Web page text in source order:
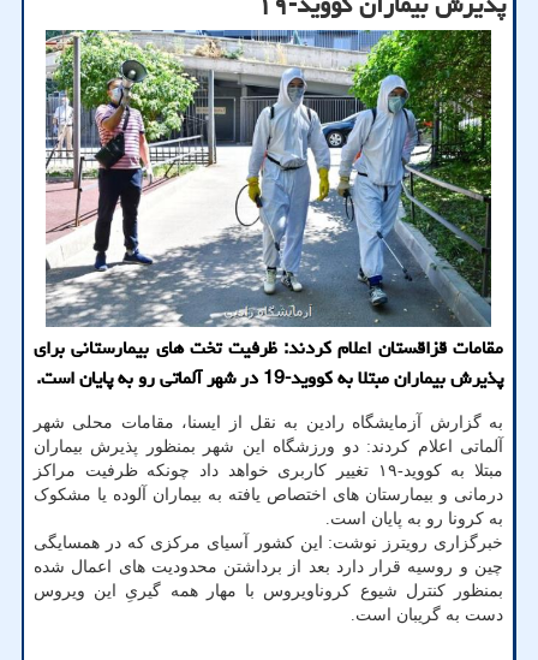
مقامات قزاقستان اعلام كردند: ظرفیت تخت های بیمارستانی برای
پذیرش بیماران مبتلا به كووید-19 در شهر آلماتی رو به پایان است.
به گزارش آزمایشگاه رادین به نقل از ایسنا، مقامات محلی شهر
آلماتی اعلام کردند: دو ورزشگاه این شهر بمنظور پذیرش بیماران
مبتلا به کووید-۱۹ تغییر کاربری خواهد داد چونکه ظرفیت مراکز
درمانی و بیمارستان های اختصاص یافته به بیماران آلوده یا مشکوک
به کرونا رو به پایان است.
خبرگزاری رویترز نوشت: این کشور آسیای مرکزی که در همسایگی
چین و روسیه قرار دارد بعد از برداشتن محدودیت های اعمال شده
بمنظور کنترل شیوع کروناویروس با مهار همه گیریِ این ویروس
دست به گریبان است.